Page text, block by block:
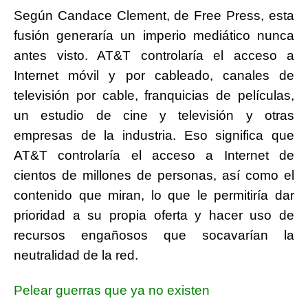
Según Candace Clement, de Free Press, esta
fusión generaría un imperio mediático nunca
antes visto. AT&T controlaría el acceso a
Internet móvil y por cableado, canales de
televisión por cable, franquicias de películas,
un estudio de cine y televisión y otras
empresas de la industria. Eso significa que
AT&T controlaría el acceso a Internet de
cientos de millones de personas, así como el
contenido que miran, lo que le permitiría dar
prioridad a su propia oferta y hacer uso de
recursos engañosos que socavarían la
neutralidad de la red.
Pelear guerras que ya no existen